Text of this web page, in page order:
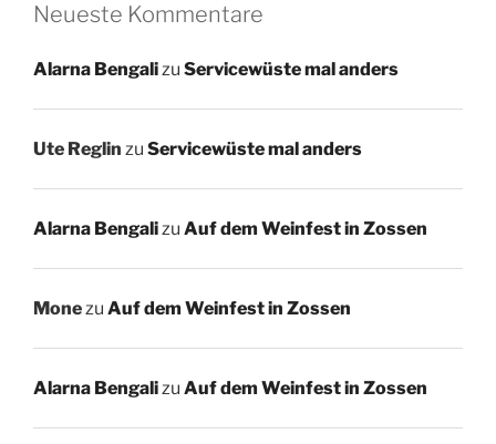
Neueste Kommentare
Alarna Bengali zu Servicewüste mal anders
Ute Reglin zu Servicewüste mal anders
Alarna Bengali zu Auf dem Weinfest in Zossen
Mone zu Auf dem Weinfest in Zossen
Alarna Bengali zu Auf dem Weinfest in Zossen